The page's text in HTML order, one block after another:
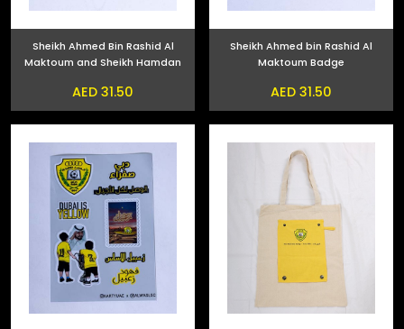
Sheikh Ahmed bin Rashid Al
Maktoum Badge
AED 31.50
Sheikh Ahmed Bin Rashid Al
Maktoum and Sheikh Hamdan
Maktoum Phone Sticker
AED 31.50